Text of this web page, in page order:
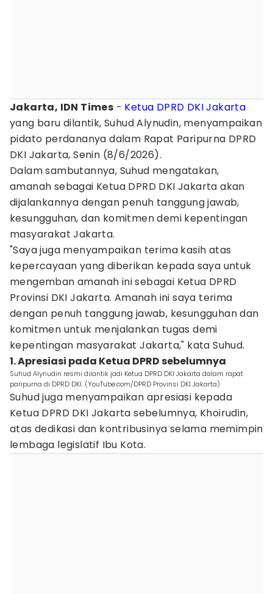
Jakarta, IDN Times - Ketua DPRD DKI Jakarta
yang baru dilantik, Suhud Alynudin, menyampaikan
pidato perdananya dalam Rapat Paripurna DPRD
DKI Jakarta, Senin (8/6/2026).
Dalam sambutannya, Suhud mengatakan,
amanah sebagai Ketua DPRD DKI Jakarta akan
dijalankannya dengan penuh tanggung jawab,
kesungguhan, dan komitmen demi kepentingan
masyarakat Jakarta.
"Saya juga menyampaikan terima kasih atas
kepercayaan yang diberikan kepada saya untuk
mengemban amanah ini sebagai Ketua DPRD
Provinsi DKI Jakarta. Amanah ini saya terima
dengan penuh tanggung jawab, kesungguhan dan
komitmen untuk menjalankan tugas demi
kepentingan masyarakat Jakarta," kata Suhud.
1. Apresiasi pada Ketua DPRD sebelumnya
Suhud Alynudin resmi dilantik jadi Ketua DPRD DKI Jakarta dalam rapat
paripurna di DPRD DKI. (YouTube.com/DPRD Provinsi DKI Jakarta)
Suhud juga menyampaikan apresiasi kepada
Ketua DPRD DKI Jakarta sebelumnya, Khoirudin,
atas dedikasi dan kontribusinya selama memimpin
lembaga legislatif Ibu Kota.